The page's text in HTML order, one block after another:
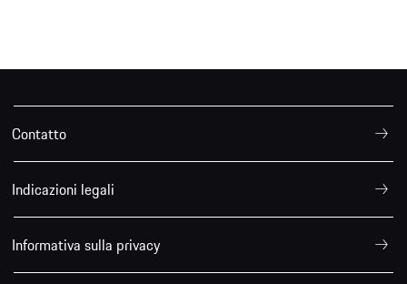
Contatto
Indicazioni legali
Informativa sulla privacy